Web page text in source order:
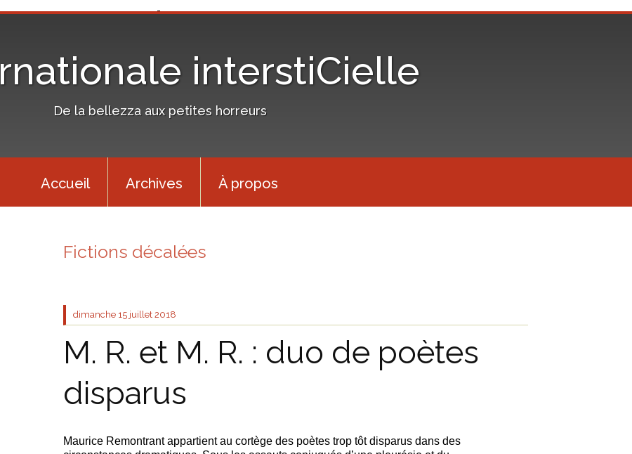
interstiCielle
De la bellezza aux petites horreurs
Accueil Archives À propos
Fictions décalées
dimanche 15 juillet 2018
M. R. et M. R. : duo de poètes
disparus
Maurice Remontrant appartient au cortège des poètes trop tôt disparus dans des